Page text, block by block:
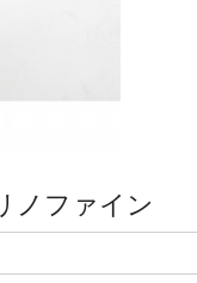
ノファイン